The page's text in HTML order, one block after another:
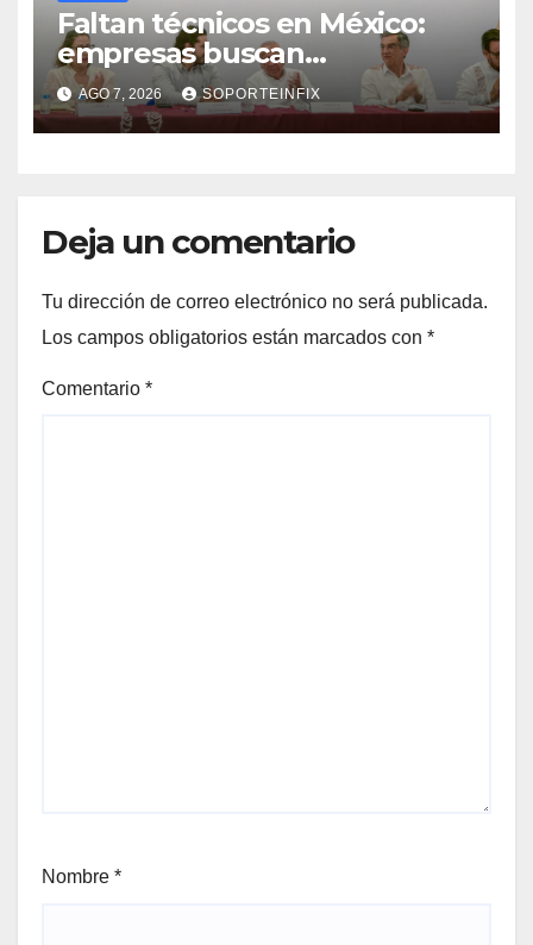
Faltan técnicos en México:
empresas buscan
trabajadores antes de que
terminen de capacitarse
AGO 7, 2026 SOPORTEINFIX
Deja un comentario
Tu dirección de correo electrónico no será publicada.
Los campos obligatorios están marcados con *
Comentario *
Nombre *